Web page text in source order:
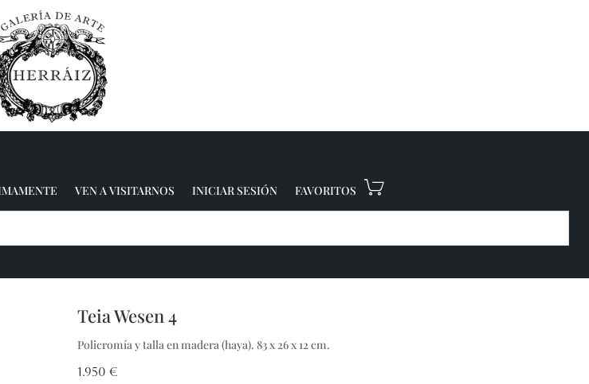
VEN A VISITARNOS INICIAR SESIÓN FAVORITOS
Teia Wesen 4
Policromía y talla en madera (haya). 83 x 26 x 12 cm.
1.950 €